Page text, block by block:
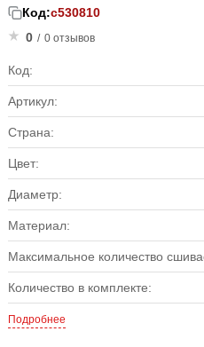
Код:с530810
0 / 0 отзывов
Код:
Артикул:
Страна:
Цвет:
Диаметр:
Материал:
Максимальное количество
Количество в комплекте:
Подробнее